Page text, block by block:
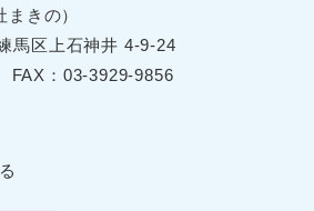
きの）
⾺区上⽯神井 4-9-24
FAX：03-3929-9856